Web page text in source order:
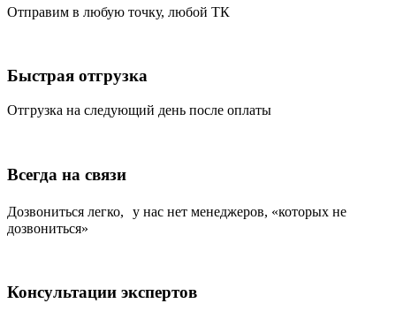
Отправим в любую точку, любой ТК
Быстрая отгрузка
Отгрузка на следующий день после оплаты
Всегда на связи
Дозвониться легко, у нас нет менеджеров, «которых не
дозвониться»
Консультации экспертов